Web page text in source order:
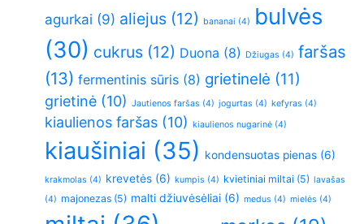
agurkai (9) aliejus (12) bananai (4)
bulvės
(30) cukrus (12) Duona (8) Džiugas (4) faršas
(13) fermentinis sūris (8) grietinelė (11)
grietinė (10) Jautienos faršas (4) jogurtas (4) kefyras (4)
kiaulienos faršas (10) kiaulienos nugarinė (4)
kiaušiniai (35) kondensuotas pienas (6)
krakmolas (4) krevetės (6) kumpis (4) kvietiniai miltai (5) lavašas
(4) majonezas (5) malti džiuvėsėliai (6) medus (4) mielės (4)